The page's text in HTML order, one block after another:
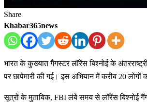
Share
Khabar365news
भारत के कुख्यात गैंगस्टर लॉरेंस बिश्नोई के
पर छापेमारी की गई। इस अभियान में करीब 20 लोगों
सूत्रों के मुताबिक, FBI लंबे समय से लॉरेंस बिश्नोई